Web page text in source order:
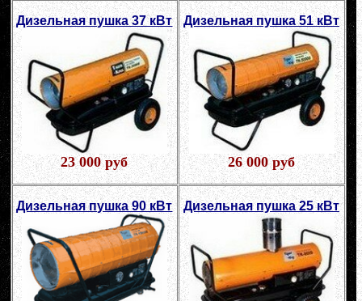
Дизельная пушка 37 кВт
23 000 руб
Дизельная пушка 51 кВт
26 000 руб
Дизельная пушка 90 кВт Дизельная пушка 25 кВт